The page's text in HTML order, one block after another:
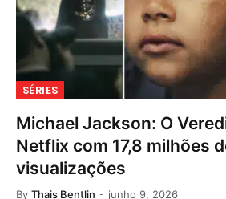
SÉRIES
Michael Jackson: O
Netflix com 17,8 milhões
visualizações
By Thais Bentlin junho 9, 2026